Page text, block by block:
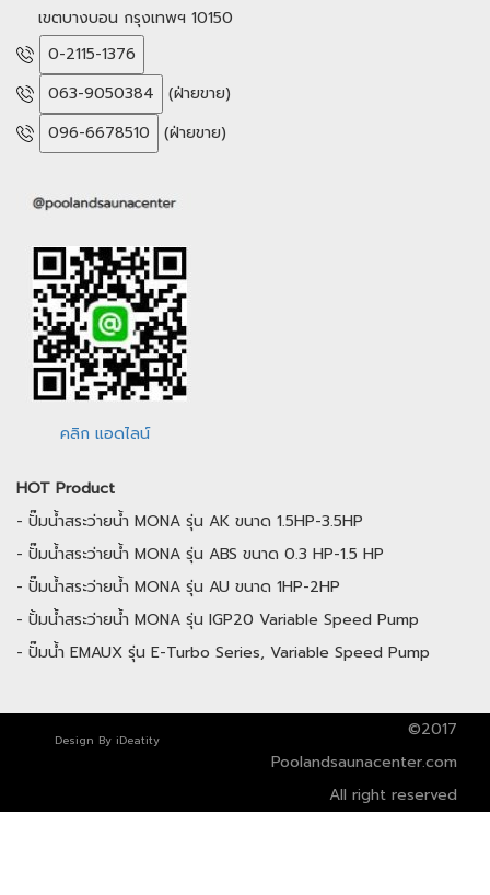
เขตบางบอน กรุงเทพฯ 10150
0-2115-1376
063-9050384
(ฝ่ายขาย)
096-6678510
(ฝ่ายขาย)
คลิก แอดไลน์
HOT Product
- ปั๊มน้ำสระว่ายน้ำ MONA รุ่น AK ขนาด 1.5HP-3.5HP
- ปั๊มน้ำสระว่ายน้ำ MONA รุ่น ABS ขนาด 0.3 HP-1.5 HP
- ปั๊มน้ำสระว่ายน้ำ MONA รุ่น AU ขนาด 1HP-2HP
- ปั้มน้ำสระว่ายน้ำ MONA รุ่น IGP20 Variable Speed Pump
- ปั๊มน้ำ EMAUX รุ่น E-Turbo Series, Variable Speed Pump
Design By iDeatity
©2017
Poolandsaunacenter.com
All right reserved